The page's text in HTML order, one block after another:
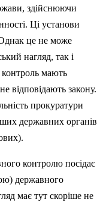
здійснюючи
Ці установи
Однак це не може
нагляд, так і
контроль мають
відповідають закону.
прокуратури
державних органів
контролю посідає
державного
має тут скоріше не